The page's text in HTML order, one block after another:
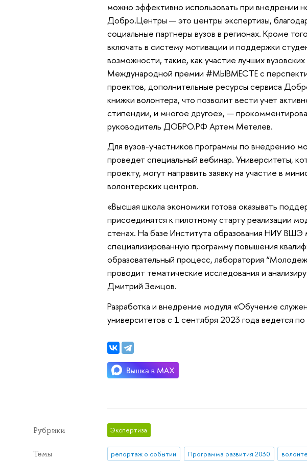
можно эффективно использовать при внедрении
Добро.Центры — это центры экспертизы,
социальные партнеры вузов в регионах. Кроме
включать в систему мотивации и поддержки
возможности, такие, как участие лучших
Международной премии #МЫВМЕСТЕ с
проектов, дополнительные ресурсы сервиса
книжки волонтера, что позволит вести учет
стипендии, и многое другое», —
руководитель ДОБРО.РФ Артем Метелев.
Для вузов-участников программы по внедрению
проведет специальный вебинар. Университеты,
проекту, могут направить заявку на участие в
волонтерских центров.
«Высшая школа экономики готова оказывать
присоединятся к пилотному старту реализации
стенах. На базе Института образования НИУ
специализированную программу повышения
образовательный процесс, лаборатория
проводит тематические исследования и
Дмитрий Земцов.
Разработка и внедрение модуля «Обучение
университетов с 1 сентября 2023 года ведется
Рубрики Экспертиза
Темы репортаж о событии Программа развития 2030